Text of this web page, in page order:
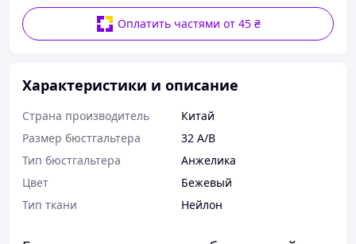
Оплатить частями от 45 ₴
Характеристики и описание
Страна производитель
Китай
Размер бюстгальтера
32 A/B
Тип бюстгальтера
Анжелика
Цвет
Бежевый
Тип ткани
Нейлон